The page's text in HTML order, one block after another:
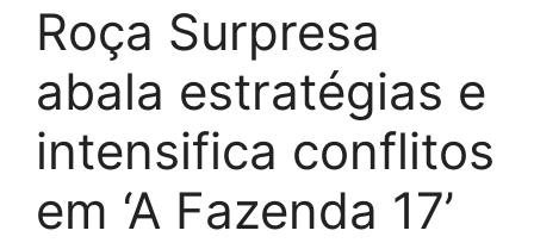
Roça Surpresa
abala estratégias e
intensifica conflitos
em ‘A Fazenda 17’